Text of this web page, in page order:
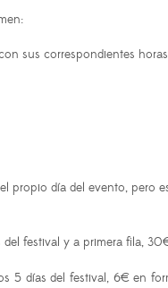
sus correspondientes
propio día del evento, pero
festival y a primera fila,
días del festival, 6€ en